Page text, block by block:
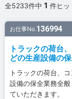
全5233件中 1 件ヒッ
お仕事No.136994
トラックの荷台
どの生産設備の
トラックの荷台、
設備の保全業務全
ていただきます。